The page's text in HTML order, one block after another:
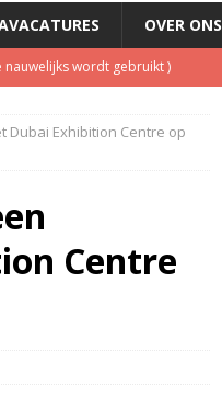
OVER ONS
wordt gebruikt)
ochtend op Qmusic,
Dubai Exhibition Centre op
Centre